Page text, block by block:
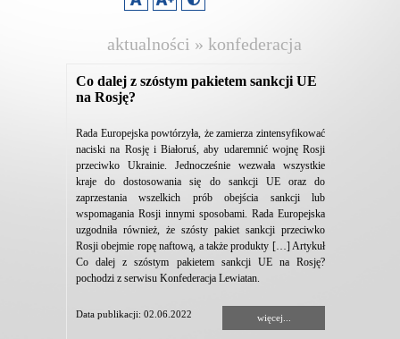
aktualności » konfederacja
Co dalej z szóstym pakietem sankcji UE
na Rosję?
Rada Europejska powtórzyła, że zamierza zintensyfikować
naciski na Rosję i Białoruś, aby udaremnić wojnę Rosji
przeciwko Ukrainie. Jednocześnie wezwała wszystkie
kraje do dostosowania się do sankcji UE oraz do
zaprzestania wszelkich prób obejścia sankcji lub
wspomagania Rosji innymi sposobami. Rada Europejska
uzgodniła również, że szósty pakiet sankcji przeciwko
Rosji obejmie ropę naftową, a także produkty […] Artykuł
Co dalej z szóstym pakietem sankcji UE na Rosję?
pochodzi z serwisu Konfederacja Lewiatan.
Data publikacji: 02.06.2022 więcej...